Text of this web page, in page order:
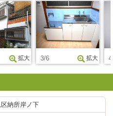
拡大 3/6 拡大
納所岸ノ下